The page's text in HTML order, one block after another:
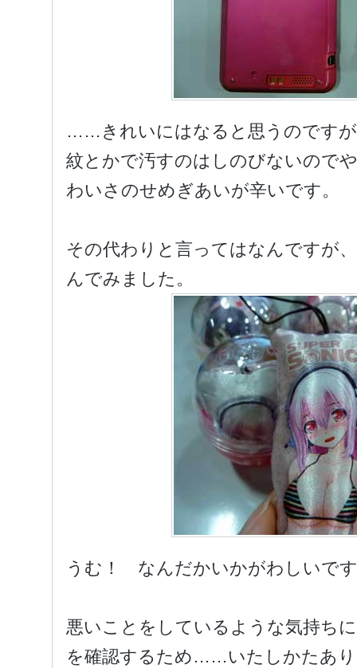
……きれいにはなると思うのです
紋とかで汚すのはしのびないので
わいさのせめぎあいが辛いです。
その代わりと言ってはなんですが
んでみました。
うむ！ なんだかいかがわしいで
悪いことをしているような気持ち
を確認するため……いたしかたあ